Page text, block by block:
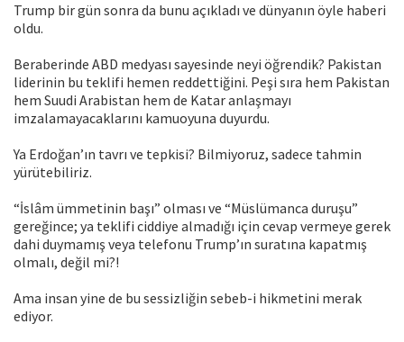
Trump bir gün sonra da bunu açıkladı ve dünyanın öyle haberi
oldu.
Beraberinde ABD medyası sayesinde neyi öğrendik? Pakistan
liderinin bu teklifi hemen reddettiğini. Peşi sıra hem Pakistan
hem Suudi Arabistan hem de Katar anlaşmayı
imzalamayacaklarını kamuoyuna duyurdu.
Ya Erdoğan’ın tavrı ve tepkisi? Bilmiyoruz, sadece tahmin
yürütebiliriz.
“İslâm ümmetinin başı” olması ve “Müslümanca duruşu”
gereğince; ya teklifi ciddiye almadığı için cevap vermeye gerek
dahi duymamış veya telefonu Trump’ın suratına kapatmış
olmalı, değil mi?!
Ama insan yine de bu sessizliğin sebeb-i hikmetini merak
ediyor.